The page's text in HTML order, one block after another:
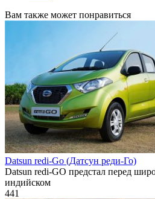
Вам также может понравиться
Datsun redi-Go (Датсун реди-Го)
Datsun redi-GO предстал перед
индийском
441